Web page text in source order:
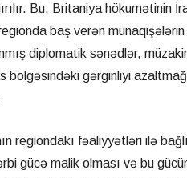
Bu, Britaniya hökumətinin
baş verən
diplomatik sənədlər,
bölgəsindəki gərginliyi
regiondakı fəaliyyətləri ilə
gücə malik olması və bu